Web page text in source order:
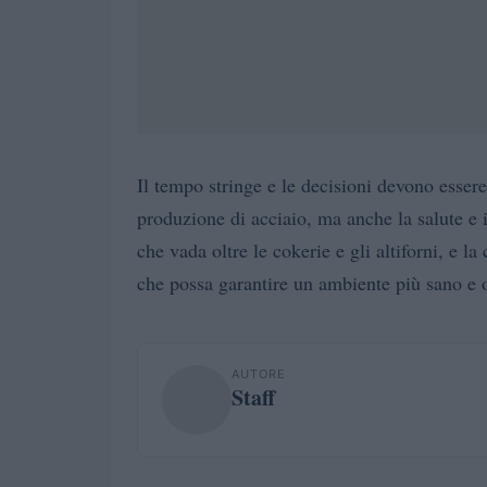
Il tempo stringe e le decisioni devono
produzione di acciaio, ma anche la salute
che vada oltre le cokerie e gli altiforni, e la
che possa garantire un ambiente più sano
AUTORE
Staff